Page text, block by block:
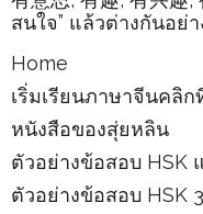
สนใจ” แล้วต่างกันอย่า
Home
เริ่มเรียนภาษาจีนคลิก
หนังสือของสุ่ยหลิน
ตัวอย่างข้อสอบ HSK
ตัวอย่างข้อสอบ HSK